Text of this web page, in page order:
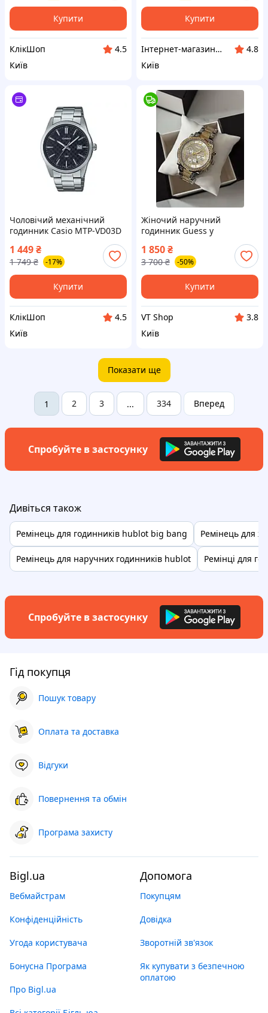
Купити
КлікШоп
4.5
Київ
Купити
Інтернет-магазин "Urban Store"
4.8
Київ
Чоловічий механічний
годинник Casio MTP-VD03D
1 449₴
1 749 ₴ -17%
Купити
КлікШоп
4.5
Київ
Жіночий наручний
годинник Guess у
Жіночий годинник гес
1 850₴
3 700 ₴ -50%
Купити
VT Shop
3.8
Київ
Показати ще
1 2 3 ... 334 Вперед
Спробуйте в застосунку
Дивіться також
Ремінець для годинників hublot big bang Ремінець для
Ремінець для наручних годинників hublot Ремінці для
Спробуйте в застосунку
Гід покупця
Пошук товару
Оплата та доставка
Відгуки
Повернення та обмін
Програма захисту
Bigl.ua
Вебмайстрам
Конфіденційність
Угода користувача
Бонусна Програма
Про Bigl.ua
Допомога
Покупцям
Довідка
Зворотній зв'язок
Як купувати з безпечною
оплатою